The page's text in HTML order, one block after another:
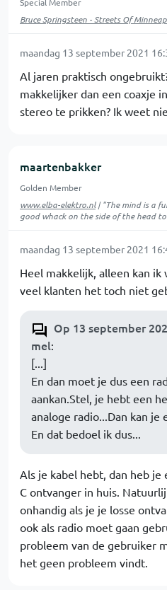
Bruce Springsteen - Streets Of
maandag 13 september 2021
Al jaren praktisch
makkelijker dan een coaxje
stereo te prikken? Ik weet
maartenbakker
Golden Member
www.elba-elektro.nl| "The mind is a
good whack on the side of the head
maandag 13 september 2021
Heel makkelijk, alleen kan
veel klanten het toch niet
Op 13 september
mel:
[...]
En dan moet je dus een
aankan.Stel, je hebt een
analoge radio...Dan kan je
En dat bedoel ik dus...
Als je kabel hebt, dan heb
C ontvanger in huis.
onhandig als je je losse
ook als radio moet gaan
probleem van de gebruiker
het geen probleem vindt.